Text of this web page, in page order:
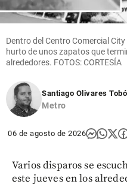
Dentro del Centro Comercial
hurto de unos zapatos que
alrededores. FOTOS: CORTESÍA
Santiago Olivares
Metro
06 de agosto de 2026
Varios disparos se
este jueves en los